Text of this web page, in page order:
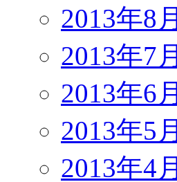
2013年8月
2013年7月
2013年6月
2013年5月
2013年4月